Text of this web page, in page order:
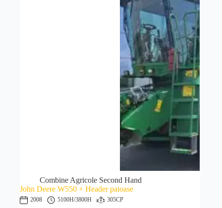
Combine Agricole Second Hand
John Deere W550 + Header paioase
2008 5100H/3800H
305CP